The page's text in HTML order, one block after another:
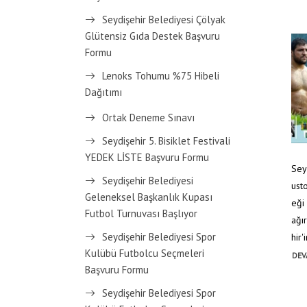
Seydişehir Belediyesi Çölyak
Glütensiz Gıda Destek Başvuru
Formu
Lenoks Tohumu %75 Hibeli
Dağıtımı
Ortak Deneme Sınavı
Seydişehir 5. Bisiklet Festivali
YEDEK LİSTE Başvuru Formu
Seydişehir Belediyesi
Geleneksel Başkanlık Kupası
Futbol Turnuvası Başlıyor
Seydişehir Belediyesi Spor
Kulübü Futbolcu Seçmeleri
Başvuru Formu
Seydişehir Belediyesi Spor
eği